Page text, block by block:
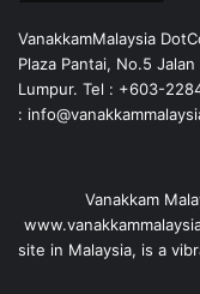
VanakkamMalaysia
Plaza Pantai, No.5
Lumpur. Tel : +603-
:
Vanakkam
site in Malaysia, is a